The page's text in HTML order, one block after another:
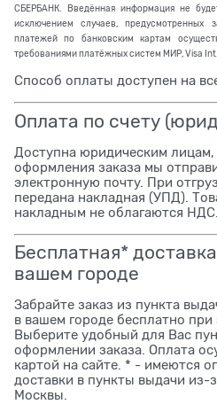
СБЕРБАНК. Введённая информация не
исключением случаев, предусмотренных
платежей по банковским картам
требованиями платёжных систем МИР, Visa
Способ оплаты доступен на
Оплата по счету
Доступна юридическим лицам,
оформления заказа мы
электронную почту. При
передана накладная (УПД).
накладным не облагаются НДС.
Бесплатная*
вашем городе
Забрайте заказ из пункта
в вашем городе бесплатно при
Выберите удобный для Вас
оформлении заказа. Оплата
картой на сайте. * - имеются
доставки в пункты выдачи из-
Москвы.